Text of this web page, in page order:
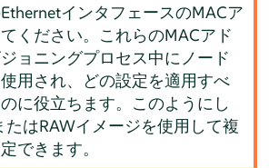
インタフェースのMACア
ください。これらのMACアド
ョニングプロセス中にノード
用され、どの設定を適用すべ
に役立ちます。このようにし
はRAWイメージを使用して複
できます。